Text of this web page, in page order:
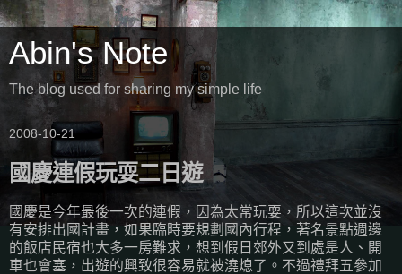
Abin's Note
The blog used for sharing my simple life
2008-10-21
國慶連假玩耍二日遊
國慶是今年最後一次的連假，因為太常玩耍，所以這次並沒
有安排出國計畫，如果臨時要規劃國內行程，著名景點週邊
的飯店民宿也大多一房難求，想到假日郊外又到處是人、開
車也會塞，出遊的興致很容易就被澆熄了。不過禮拜五參加